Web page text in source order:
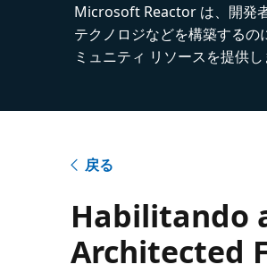
Microsoft Reactor は、開発
テクノロジなどを構築するの
ミュニティ リソースを提供し
戻る
Habilitando
Architected